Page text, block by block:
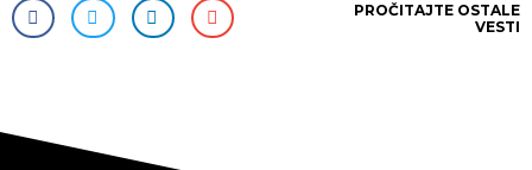
PROČITAJTE OSTALE
VESTI